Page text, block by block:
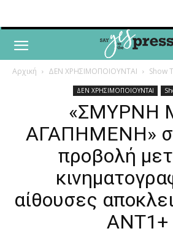
Αρχική ΔΕΝ ΧΡΗΣΙΜΟΠΟΙΟΥΝΤΑΙ Show
ΔΕΝ ΧΡΗΣΙΜΟΠΟΙΟΥΝΤΑΙ
«ΣΜΥΡΝΗ
ΑΓΑΠΗΜΕΝΗ»
προβολή
αίθουσες
ΑΝΤ1+